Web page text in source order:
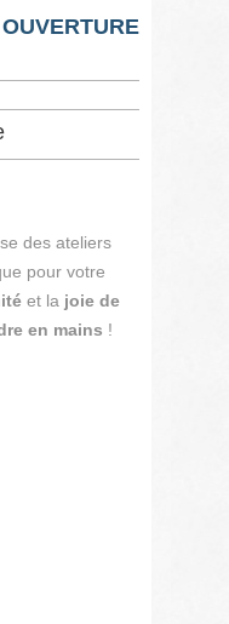
OUVERTURE
des ateliers
pour votre
et la joie de
en mains !